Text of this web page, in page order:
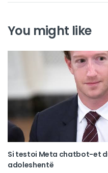
You might like
Si testoi Meta chatbot-et
adoleshentë